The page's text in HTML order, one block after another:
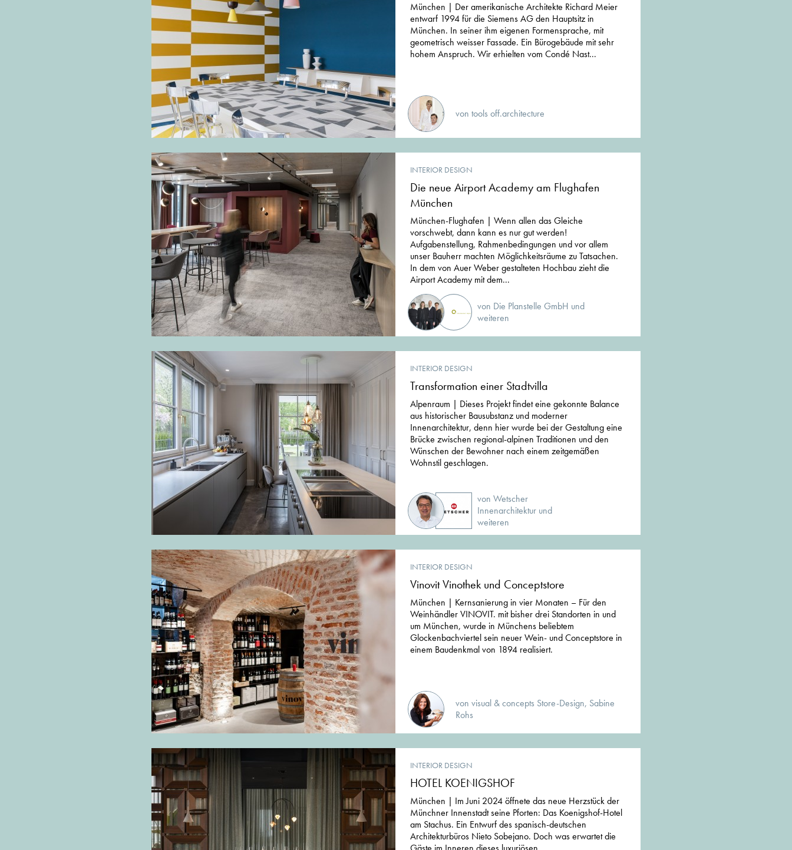
München | Der amerikanische Architekte Richard Meier
entwarf 1994 für die Siemens AG den Hauptsitz in
München. In seiner ihm eigenen Formensprache, mit
geometrisch weisser Fassade. Ein Bürogebäude mit sehr
hohem Anspruch. Wir erhielten vom Condé Nast...
von tools off.architecture
INTERIOR DESIGN
Die neue Airport Academy am Flughafen
München
München-Flughafen | Wenn allen das Gleiche
vorschwebt, dann kann es nur gut werden!
Aufgabenstellung, Rahmenbedingungen und vor allem
unser Bauherr machten Möglichkeitsräume zu Tatsachen.
In dem von Auer Weber gestalteten Hochbau zieht die
Airport Academy mit dem...
von Die Planstelle GmbH und
weiteren
INTERIOR DESIGN
Transformation einer Stadtvilla
Alpenraum | Dieses Projekt findet eine gekonnte Balance
aus historischer Bausubstanz und moderner
Innenarchitektur, denn hier wurde bei der Gestaltung eine
Brücke zwischen regional-alpinen Traditionen und den
Wünschen der Bewohner nach einem zeitgemäßen
Wohnstil geschlagen.
von Wetscher
Innenarchitektur und
weiteren
INTERIOR DESIGN
Vinovit Vinothek und Conceptstore
München | Kernsanierung in vier Monaten – Für den
Weinhändler VINOVIT. mit bisher drei Standorten in und
um München, wurde in Münchens beliebtem
Glockenbachviertel sein neuer Wein- und Conceptstore in
einem Baudenkmal von 1894 realisiert.
von visual & concepts Store-Design, Sabine
Rohs
INTERIOR DESIGN
HOTEL KOENIGSHOF
München | Im Juni 2024 öffnete das neue Herzstück der
Münchner Innenstadt seine Pforten: Das Koenigshof-Hotel
am Stachus. Ein Entwurf des spanisch-deutschen
Architekturbüros Nieto Sobejano. Doch was erwartet die